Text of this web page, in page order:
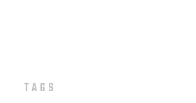
TAGS